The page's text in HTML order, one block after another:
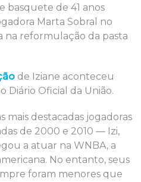
basquete de 41 anos
Marta Sobral no
na reformulação da pasta
de Iziane aconteceu
Diário Oficial da União.
mais destacadas jogadoras
de 2000 e 2010 — Izi,
a atuar na WNBA, a
No entanto, seus
foram menores que